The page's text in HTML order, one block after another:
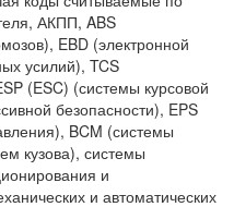
АКПП, ABS
EBD (электронной
усилий), TCS
(ESC) (системы курсовой
безопасности), EPS
BCM (системы
кузова), системы
и
и автоматических